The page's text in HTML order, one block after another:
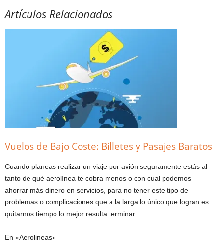
Artículos Relacionados
Vuelos de Bajo Coste: Billetes y Pasajes Baratos
Cuando planeas realizar un viaje por avión seguramente estás al
tanto de qué aerolínea te cobra menos o con cual podemos
ahorrar más dinero en servicios, para no tener este tipo de
problemas o complicaciones que a la larga lo único que logran es
quitarnos tiempo lo mejor resulta terminar…
En «Aerolineas»